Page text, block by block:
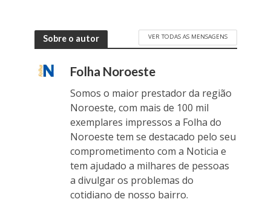
Sobre o autor VER TODAS AS MENSAGENS
Folha Noroeste
Somos o maior prestador da região
Noroeste, com mais de 100 mil
exemplares impressos a Folha do
Noroeste tem se destacado pelo seu
comprometimento com a Noticia e
tem ajudado a milhares de pessoas
a divulgar os problemas do
cotidiano de nosso bairro.